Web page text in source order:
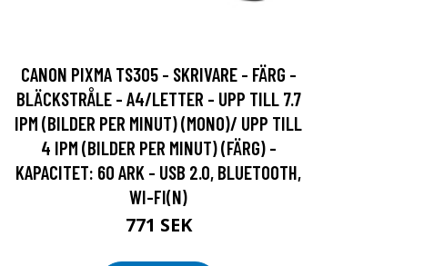
CANON PIXMA TS305 - SKRIVARE - FÄRG -
BLÄCKSTRÅLE - A4/LETTER - UPP TILL 7.7
IPM (BILDER PER MINUT) (MONO)/ UPP TILL
4 IPM (BILDER PER MINUT) (FÄRG) -
KAPACITET: 60 ARK - USB 2.0, BLUETOOTH,
WI-FI(N)
771 SEK